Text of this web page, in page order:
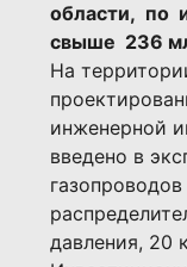
области, по
свыше 236
На
инженерной
введено в
давления, 20